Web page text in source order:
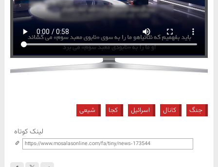
جنگ کانال اسرائیل کجا شیعی
لینک کوتاه